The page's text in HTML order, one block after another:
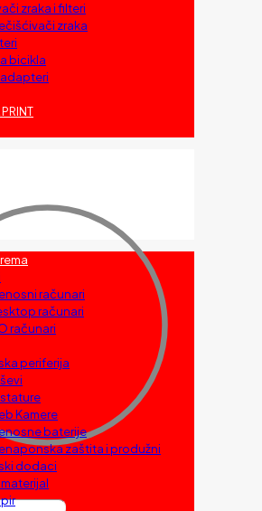
zraka i filteri
zraka
bicikla
računari
računari
računari
periferija
Kamere
baterije
zaštita i produžni
dodaci